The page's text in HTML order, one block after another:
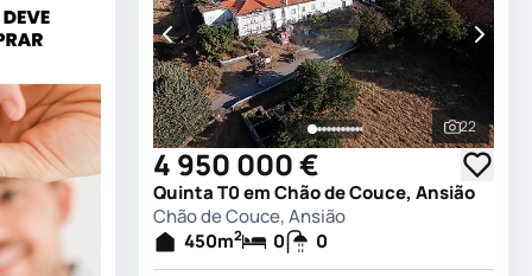
Ver
22
4 950 000 €
Quinta T0 em Chão de Couce, Ansião
Chão de Couce, Ansião
450m2 0
0